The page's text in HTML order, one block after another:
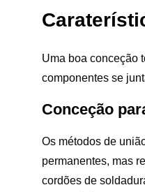
Uma boa conceção
componentes se
Conceção
Os métodos de
permanentes, mas
cordões de